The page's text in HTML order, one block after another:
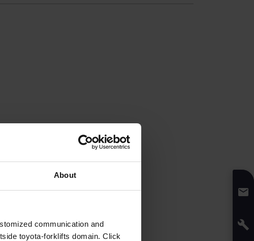
About
communication and
toyota-forklifts domain. Click